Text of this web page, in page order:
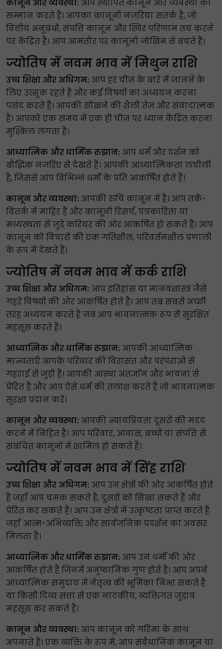
कानून और व्यवस्था: आप स्थापित कानून और व्यवस्था का
सम्मान करते हैं। आपका कानूनी नजरिया सतर्क है, जो
वित्तीय अनुबंधों, संपत्ति कानून और स्थिर परिणाम तय करने
पर केंद्रित है। आप आमतौर पर कानूनी जोखिम से बचते हैं।
ज्योतिष में नवम भाव में मिथुन राशि
उच्च शिक्षा और अधिगम: आप हर चीज़ के बारे में जानने के
लिए उत्सुक रहते हैं और कई विषयों का अध्ययन करना
पसंद करते हैं। आपकी सीखने की शैली तेज़ और संवादात्मक
है। आपको एक समय में एक ही चीज़ पर ध्यान केंद्रित करना
मुश्किल लगता है।
आध्यात्मिक और धार्मिक रुझान: आप धर्म और दर्शन को
बौद्धिक नजरिए से देखते हैं। आपकी आध्यात्मिकता लचीली
है, जिससे आप विभिन्न धर्मों के प्रति आकर्षित होते हैं।
कानून और व्यवस्था: आपकी रुचि कानून में है। आप तर्क-
वितर्क में माहिर हैं और कानूनी रिसर्च, पत्रकारिता या
मध्यस्थता से जुड़े करियर की ओर आकर्षित हो सकते हैं। आप
कानून को विचारों की एक गतिशील, परिवर्तनशील प्रणाली
के रूप में देखते हैं।
ज्योतिष में नवम भाव में कर्क राशि
उच्च शिक्षा और अधिगम: आप इतिहास या मानवशास्त्र जैसे
गहरे विषयों की ओर आकर्षित होते हैं। आप तब सबसे अच्छी
तरह अध्ययन करते हैं जब आप भावनात्मक रूप से सुरक्षित
महसूस करते हैं।
आध्यात्मिक और धार्मिक रुझान: आपकी आध्यात्मिक
मान्यताएँ आपके परिवार की विरासत और परंपराओं से
गहराई से जुड़ी हैं। आपकी आस्था अंतर्ज्ञान और भावना से
प्रेरित है और आप ऐसे धर्म की तलाश करते हैं जो भावनात्मक
सुरक्षा प्रदान करे।
कानून और व्यवस्था: आपकी न्यायप्रियता दूसरों की मदद
करने में निहित है। आप परिवार, आवास, बच्चों या संपत्ति से
संबंधित कानूनों में शामिल हो सकते हैं।
ज्योतिष में नवम भाव में सिंह राशि
उच्च शिक्षा और अधिगम: आप उन क्षेत्रों की ओर आकर्षित होते
हैं जहाँ आप चमक सकते हैं, दूसरों को सिखा सकते हैं और
प्रेरित कर सकते हैं। आप उन क्षेत्रों में उत्कृष्टता प्राप्त करते हैं
जहाँ आत्म-अभिव्यक्ति और सार्वजनिक प्रदर्शन का अवसर
मिलता है।
आध्यात्मिक और धार्मिक रुझान: आप उन धर्मों की ओर
आकर्षित होते हैं जिनमें अनुष्ठानिक गुण होते हैं। आप अपने
आध्यात्मिक समुदाय में नेतृत्व की भूमिका निभा सकते हैं
या किसी दिव्य सत्ता से एक नाटकीय, व्यक्तिगत जुड़ाव
महसूस कर सकते हैं।
कानून और व्यवस्था: आप कानून को गरिमा के साथ
अपनाते हैं। एक व्यक्ति के रूप में, आप संवैधानिक कानून या